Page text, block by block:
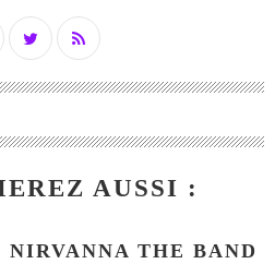
AUSSI :
THE BAND